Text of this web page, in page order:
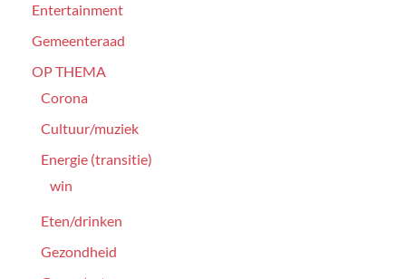
Entertainment
Gemeenteraad
OP THEMA
Corona
Cultuur/muziek
Energie (transitie)
win
Eten/drinken
Gezondheid